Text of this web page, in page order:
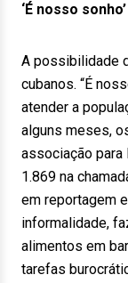
‘É nosso sonho’
A possibilidade
cubanos. “É
atender a
alguns meses,
associação para
1.869 na
em reportagem
informalidade,
alimentos em
tarefas